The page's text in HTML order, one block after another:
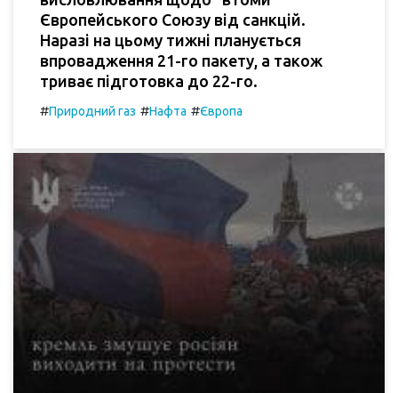
Європейського Союзу від санкцій.
Наразі на цьому тижні планується
впровадження 21-го пакету, а також
триває підготовка до 22-го.
#Природний газ #Нафта #Європа